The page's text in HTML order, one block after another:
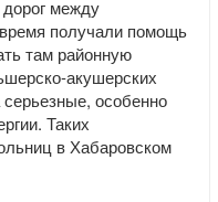
между
получали помощь
там районную
акушерских
особенно
Таких
в Хабаровском